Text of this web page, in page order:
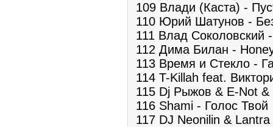
109 Влади (Каста) -
110 Юрий Шатунов -
111 Влад
112 Дима Билан -
113 Время и Стекло -
114 T-Killah feat.
115 Dj Рыжов & E-Not
116 Shami - Голос Твой
117 DJ Neonilin &